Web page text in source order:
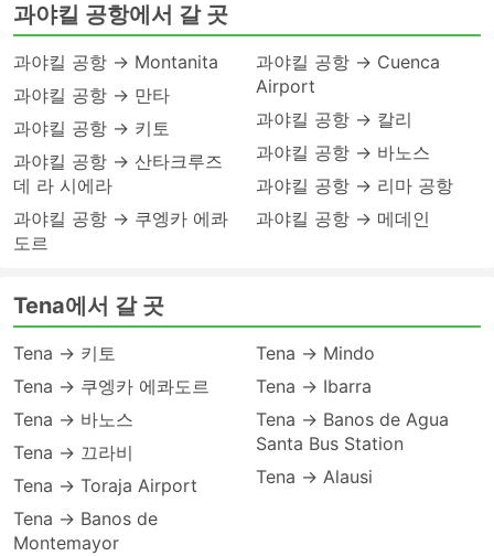
과야킬 공항에서 갈 곳
과야킬 공항 → Montanita
과야킬 공항 → 만타
과야킬 공항 → 키토
과야킬 공항 → 산타크루즈
데 라 시에라
과야킬 공항 → 쿠엥카 에콰
도르
과야킬 공항 → Cuenca
Airport
과야킬 공항 → 칼리
과야킬 공항 → 바노스
과야킬 공항 → 리마 공항
과야킬 공항 → 메데인
Tena에서 갈 곳
Tena → 키토
Tena → 쿠엥카 에콰도르
Tena → 바노스
Tena → 끄라비
Tena → Toraja Airport
Tena → Banos de
Montemayor
Tena → Mindo
Tena → Ibarra
Tena → Banos de Agua
Santa Bus Station
Tena → Alausi